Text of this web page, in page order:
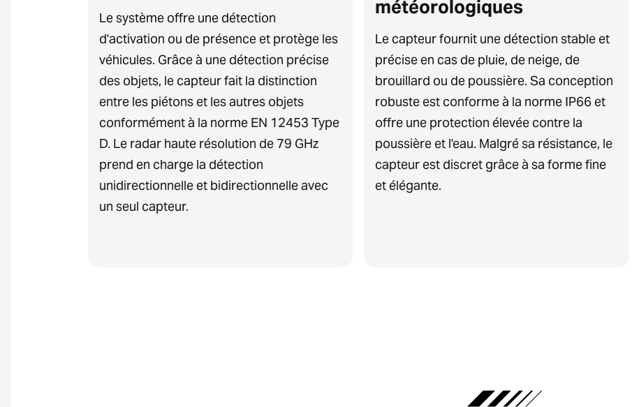
Le système offre une détection
d'activation ou de présence et protège les
véhicules. Grâce à une détection précise
des objets, le capteur fait la distinction
entre les piétons et les autres objets
conformément à la norme EN 12453 Type
D. Le radar haute résolution de 79 GHz
prend en charge la détection
unidirectionnelle et bidirectionnelle avec
un seul capteur.
météorologiques
Le capteur fournit une détection stable et
précise en cas de pluie, de neige, de
brouillard ou de poussière. Sa conception
robuste est conforme à la norme IP66 et
offre une protection élevée contre la
poussière et l'eau. Malgré sa résistance, le
capteur est discret grâce à sa forme fine
et élégante.